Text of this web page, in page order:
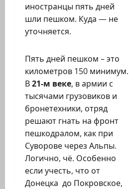
иностранцы пять дней
шли пешком. Куда — не
уточняется.
Пять дней пешком – это
километров 150 минимум.
В21-м веке, в армии с
тысячами грузовиков и
бронетехники, отряд
решают гнать на фронт
пешкодралом, как при
Суворове через Альпы.
Логично, чё. Особенно
если учесть, что от
Донецка до Покровское,